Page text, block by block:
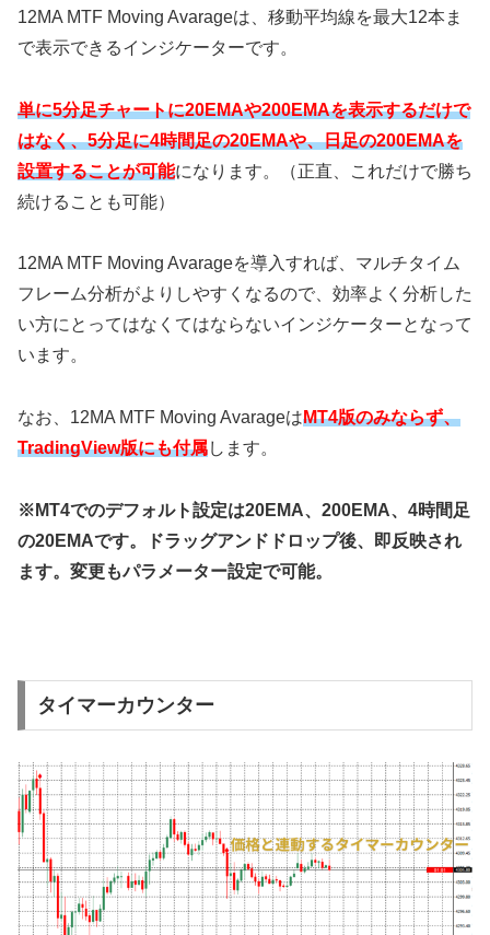
12MA MTF Moving Avarageは、移動平均線を最大12本ま
で表示できるインジケーターです。
単に5分足チャートに20EMAや200EMAを表示するだけで
はなく、5分足に4時間足の20EMAや、日足の200EMAを
設置することが可能になります。（正直、これだけで勝ち
続けることも可能）
12MA MTF Moving Avarageを導入すれば、マルチタイム
フレーム分析がよりしやすくなるので、効率よく分析した
い方にとってはなくてはならないインジケーターとなって
います。
なお、12MA MTF Moving AvarageはMT4版のみならず、
TradingView版にも付属します。
※MT4でのデフォルト設定は20EMA、200EMA、4時間足
の20EMAです。ドラッグアンドドロップ後、即反映され
ます。変更もパラメーター設定で可能。
タイマーカウンター